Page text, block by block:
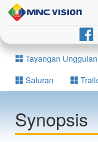
Tayangan Unggulan
Saluran
Synopsis